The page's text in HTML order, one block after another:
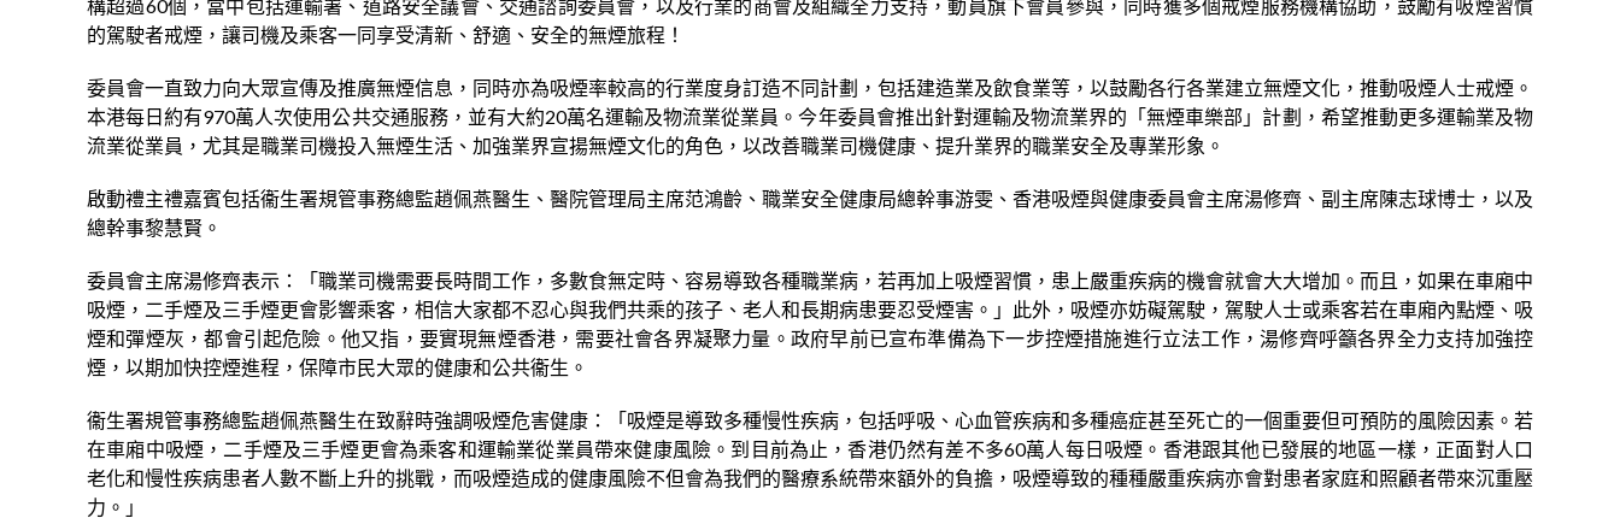
構超過60個，當中包括運輸署、道路安全議會、交通諮詢委員會，以及行業的商會及組織全力支持，動員旗下會員參與，同時獲多個戒煙服務機構協助，鼓勵有吸煙習慣
的駕駛者戒煙，讓司機及乘客一同享受清新、舒適、安全的無煙旅程！
委員會一直致力向大眾宣傳及推廣無煙信息，同時亦為吸煙率較高的行業度身訂造不同計劃，包括建造業及飲食業等，以鼓勵各行各業建立無煙文化，推動吸煙人士戒煙。
本港每日約有970萬人次使用公共交通服務，並有大約20萬名運輸及物流業從業員。今年委員會推出針對運輸及物流業界的「無煙車樂部」計劃，希望推動更多運輸業及物
流業從業員，尤其是職業司機投入無煙生活、加強業界宣揚無煙文化的角色，以改善職業司機健康、提升業界的職業安全及專業形象。
啟動禮主禮嘉賓包括衞生署規管事務總監趙佩燕醫生、醫院管理局主席范鴻齡、職業安全健康局總幹事游雯、香港吸煙與健康委員會主席湯修齊、副主席陳志球博士，以及
總幹事黎慧賢。
委員會主席湯修齊表示：「職業司機需要長時間工作，多數食無定時、容易導致各種職業病，若再加上吸煙習慣，患上嚴重疾病的機會就會大大增加。而且，如果在車廂中
吸煙，二手煙及三手煙更會影響乘客，相信大家都不忍心與我們共乘的孩子、老人和長期病患要忍受煙害。」此外，吸煙亦妨礙駕駛，駕駛人士或乘客若在車廂內點煙、吸
煙和彈煙灰，都會引起危險。他又指，要實現無煙香港，需要社會各界凝聚力量。政府早前已宣布準備為下一步控煙措施進行立法工作，湯修齊呼籲各界全力支持加強控
煙，以期加快控煙進程，保障市民大眾的健康和公共衞生。
衞生署規管事務總監趙佩燕醫生在致辭時強調吸煙危害健康：「吸煙是導致多種慢性疾病，包括呼吸、心血管疾病和多種癌症甚至死亡的一個重要但可預防的風險因素。若
在車廂中吸煙，二手煙及三手煙更會為乘客和運輸業從業員帶來健康風險。到目前為止，香港仍然有差不多60萬人每日吸煙。香港跟其他已發展的地區一樣，正面對人口
老化和慢性疾病患者人數不斷上升的挑戰，而吸煙造成的健康風險不但會為我們的醫療系統帶來額外的負擔，吸煙導致的種種嚴重疾病亦會對患者家庭和照顧者帶來沉重壓
力。」